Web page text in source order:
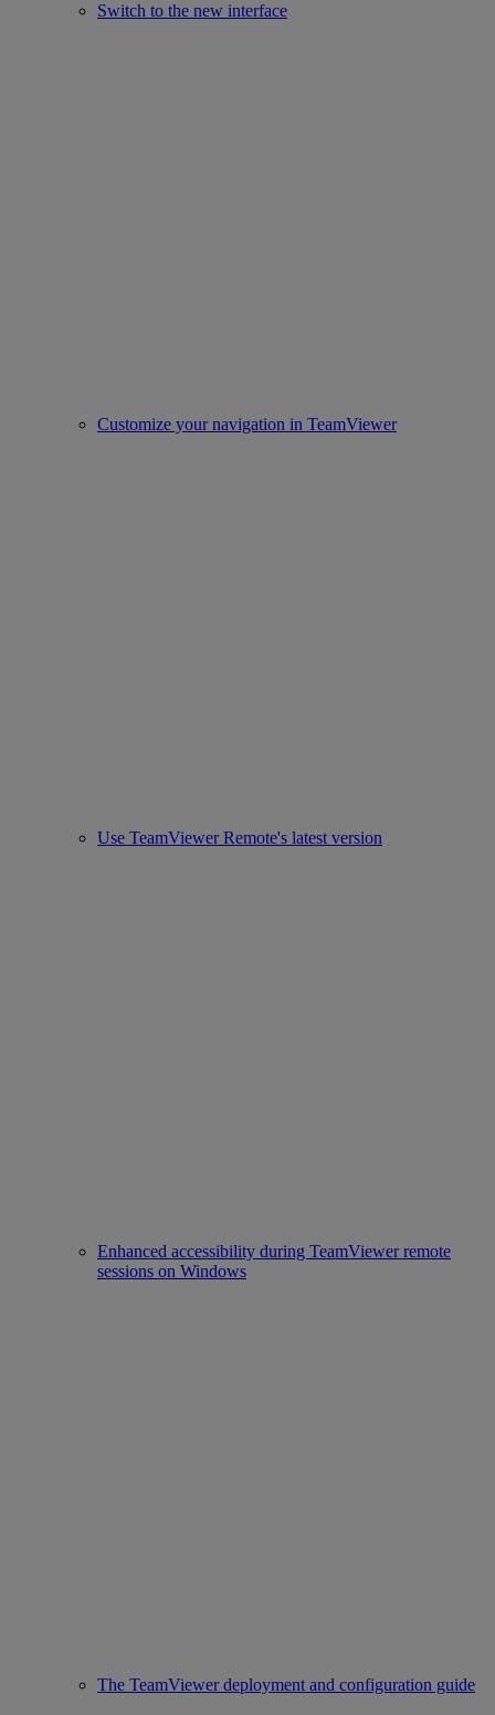
Switch to the new interface
Customize your navigation in TeamViewer
Use TeamViewer Remote's latest version
Enhanced accessibility during TeamViewer remote
sessions on Windows
The TeamViewer deployment and configuration guide